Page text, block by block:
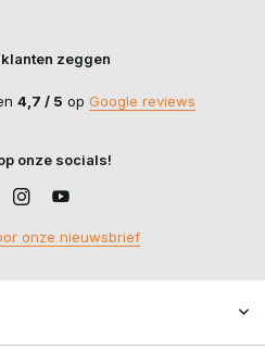
zeggen
4,7 / 5 op Google reviews
onze socials!
onze nieuwsbrief